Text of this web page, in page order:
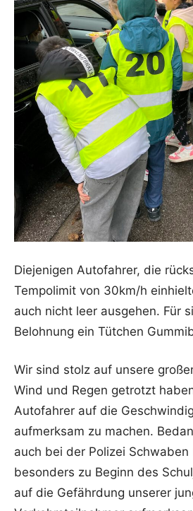
Diejenigen Autofahrer, die
Tempolimit von 30km/h
auch nicht leer ausgehen. Für
Belohnung ein Tütchen
Wir sind stolz auf unsere
Wind und Regen getrotzt
Autofahrer auf die
aufmerksam zu machen.
auch bei der Polizei
besonders zu Beginn des
auf die Gefährdung unserer